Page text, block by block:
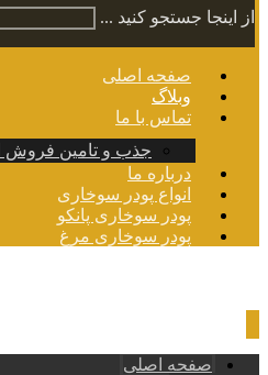
از اینجا جستجو کنید ...
صفحه اصلی
وبلاگ
تماس با ما
جذب و تامین فروش
درباره ما
انواع پودر سوخاری
پودر سوخاری پانکو
پودر سوخاری مرغ
صفحه اصلی